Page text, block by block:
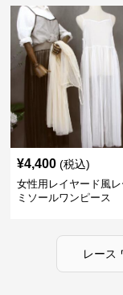
¥4,400 (税込)
女性用レイヤード風レ
ミソールワンピース
レース